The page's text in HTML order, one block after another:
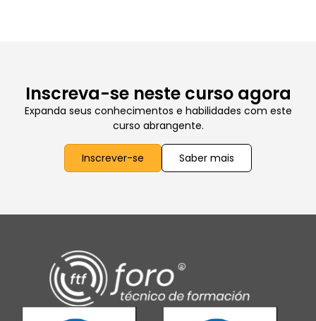
Inscreva-se neste curso agora
Expanda seus conhecimentos e habilidades com este
curso abrangente.
Inscrever-se Saber mais